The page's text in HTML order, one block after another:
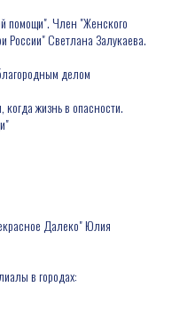
помощи". Член "Женского
России" Светлана Залукаева.
делом
когда жизнь в опасности.
Далеко" Юлия
в городах: